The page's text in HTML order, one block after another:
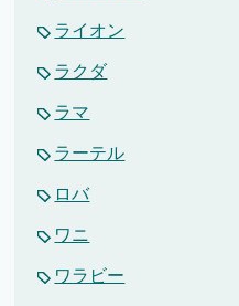
ライオン
ラクダ
ラマ
ラーテル
ロバ
ワニ
ワラビー